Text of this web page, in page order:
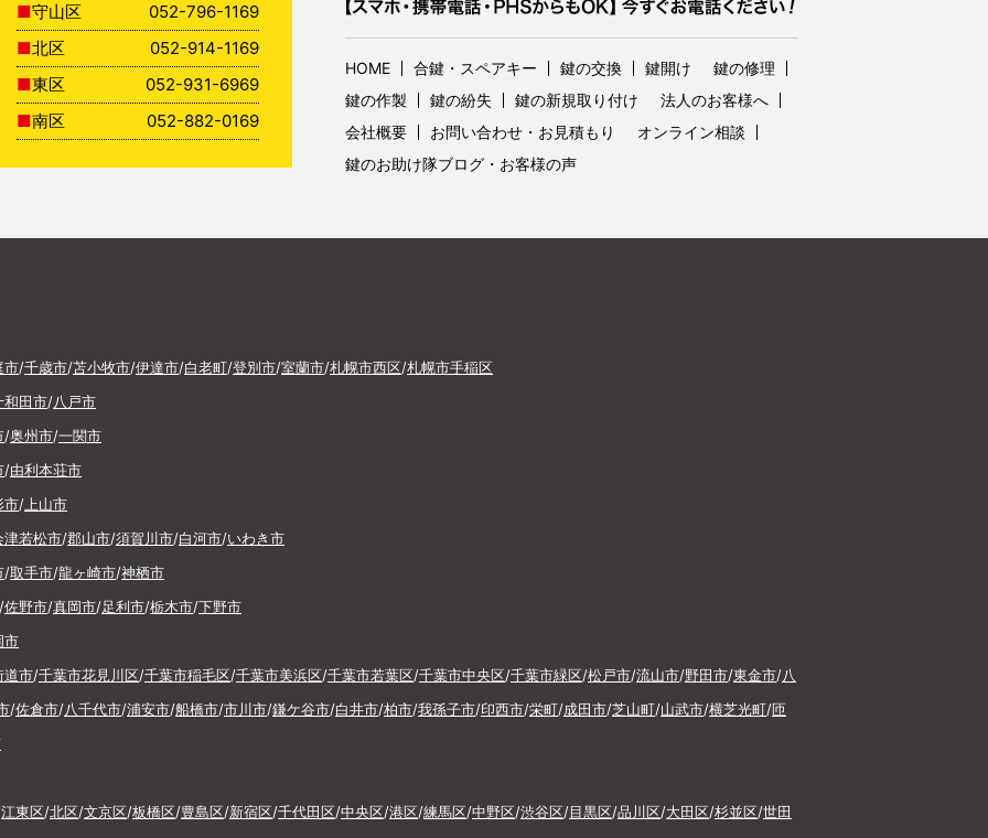
HOME 合鍵・スペアキー 鍵の交換 鍵開け
鍵の修理
鍵の作製
鍵の紛失 鍵の新規取り付け
法人のお客様へ
会社概要
お問い合わせ・お見積もり
オンライン相談
鍵のお助け隊ブログ・お客様の声
守山区
052-796-1169
北区
052-914-1169
東区
052-931-6969
南区
052-882-0169
市/千歳市/苫小牧市/伊達市/白老町/登別市/室蘭市/札幌市西区/札幌市手稲区
和田市/八戸市
/奥州市/一関市
/由利本荘市
市/ 上山市
津若松市/郡山市/須賀川市/白河市/いわき市
/取手市/龍ヶ崎市/神栖市
/佐野市/真岡市/足利市/栃木市/下野市
市
道市/千葉市花見川区/千葉市稲毛区/千葉市美浜区/千葉市若葉区/千葉市中央区/千葉市緑区/松戸市/流山市/野田市/東金市/八
/佐倉市/八千代市/浦安市/船橋市/市川市/鎌ケ谷市/白井市/柏市/我孫子市/印西市/栄町/成田市/芝山町/山武市/横芝光町/匝
江東区/北区/文京区/板橋区/豊島区/新宿区/千代田区/中央区/港区/練馬区/中野区/渋谷区/目黒区/品川区/大田区/杉並区/世田